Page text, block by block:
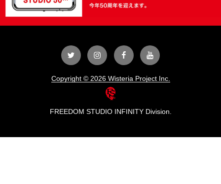
Twitter InstagramFacebookYouTube
Copyright © 2026 Wisteria Project Inc.
FREEDOM STUDIO INFINITY Division.